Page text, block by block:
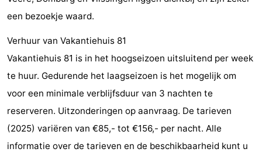
Renesse
-
Bruinisse
-
Natuur
-
een bezoekje waard.
Verhuur van Vakantiehuis 81
Vakantiehuis 81 is in het hoogseizoen uitsluitend per week
te huur. Gedurende het laagseizoen is het mogelijk om
voor een minimale verblijfsduur van 3 nachten te
reserveren. Uitzonderingen op aanvraag. De tarieven
(2025) variëren van €85,- tot €156,- per nacht. Alle
informatie over de tarieven en de beschikbaarheid kunt u